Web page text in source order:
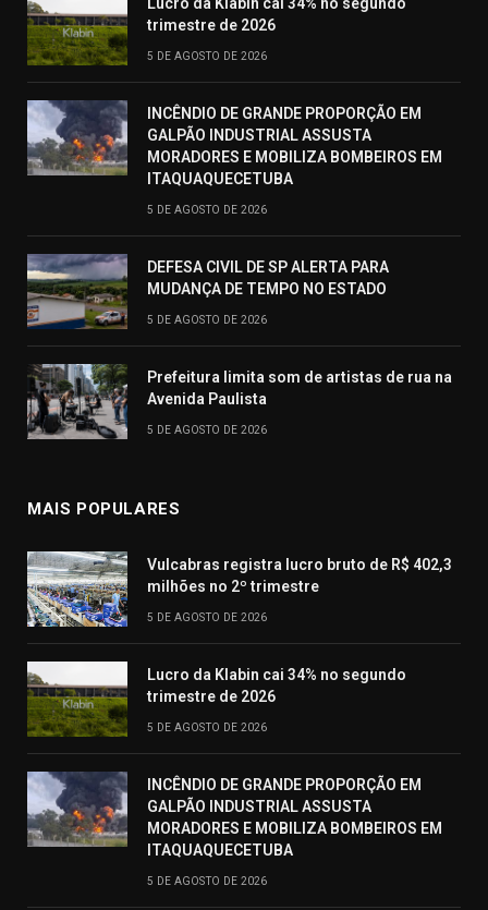
trimestre de 2026
5 DE AGOSTO DE 2026
INCÊNDIO DE GRANDE PROPORÇÃO EM
GALPÃO INDUSTRIAL ASSUSTA
MORADORES E MOBILIZA BOMBEIROS EM
ITAQUAQUECETUBA
5 DE AGOSTO DE 2026
DEFESA CIVIL DE SP ALERTA PARA
MUDANÇA DE TEMPO NO ESTADO
5 DE AGOSTO DE 2026
Prefeitura limita som de artistas de rua na
Avenida Paulista
5 DE AGOSTO DE 2026
MAIS POPULARES
Vulcabras registra lucro bruto de R$ 402,3
milhões no 2º trimestre
5 DE AGOSTO DE 2026
Lucro da Klabin cai 34% no segundo
trimestre de 2026
5 DE AGOSTO DE 2026
INCÊNDIO DE GRANDE PROPORÇÃO EM
GALPÃO INDUSTRIAL ASSUSTA
MORADORES E MOBILIZA BOMBEIROS EM
ITAQUAQUECETUBA
5 DE AGOSTO DE 2026